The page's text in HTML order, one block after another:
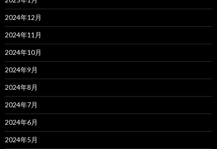
2024年12月
2024年11月
2024年10月
2024年9月
2024年8月
2024年7月
2024年6月
2024年5月